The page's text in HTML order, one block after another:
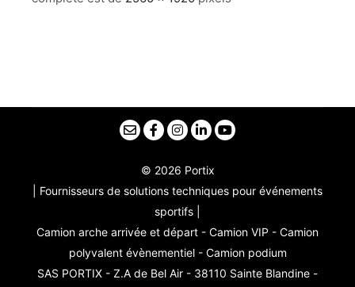
© 2026 Portix
| Fournisseurs de solutions techniques pour événements
sportifs |
Camion arche arrivée et départ - Camion VIP - Camion
polyvalent évènementiel - Camion podium
SAS PORTIX - Z.A de Bel Air - 38110 Sainte Blandine -